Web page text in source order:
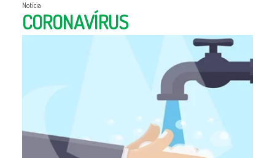
Notícia
CORONAVÍRUS